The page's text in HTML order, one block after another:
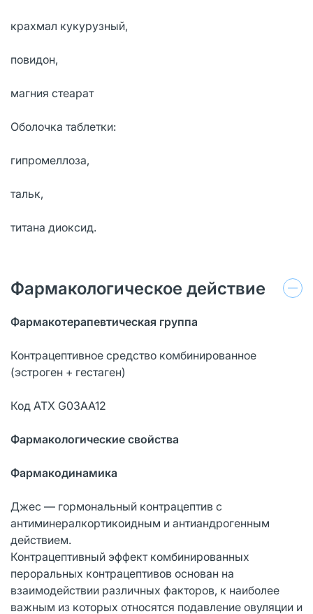
крахмал кукурузный,
повидон,
магния стеарат
Оболочка таблетки:
гипромеллоза,
тальк,
титана диоксид.
Фармакологическое действие
Фармакотерапевтическая группа
Контрацептивное средство комбинированное
(эстроген + гестаген)
Код АТХ G03AA12
Фармакологические свойства
Фармакодинамика
Джес — гормональный контрацептив с
антиминералкортикоидным и антиандрогенным
действием.
Контрацептивный эффект комбинированных
пероральных контрацептивов основан на
взаимодействии различных факторов, к наиболее
важным из которых относятся подавление овуляции и